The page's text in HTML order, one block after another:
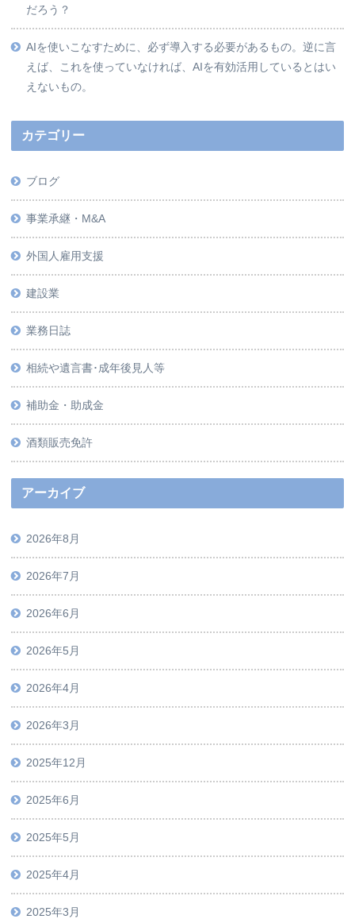
だろう？
AIを使いこなすために、必ず導入する必要があるもの。逆に言
えば、これを使っていなければ、AIを有効活用しているとはい
えないもの。
カテゴリー
ブログ
事業承継・M&A
外国人雇用支援
建設業
業務日誌
相続や遺言書･成年後見人等
補助金・助成金
酒類販売免許
アーカイブ
2026年8月
2026年7月
2026年6月
2026年5月
2026年4月
2026年3月
2025年12月
2025年6月
2025年5月
2025年4月
2025年3月